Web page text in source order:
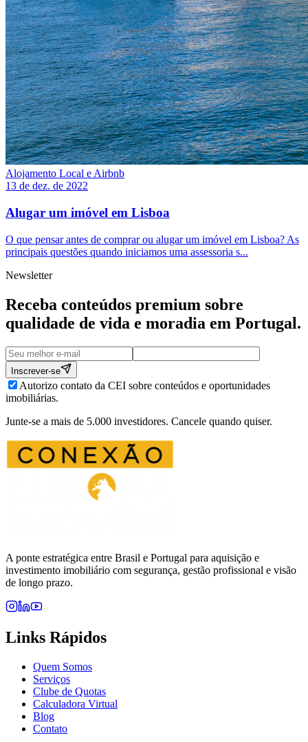
Alojamento Local e Airbnb
13 de dez. de 2022
Alugar um imóvel em Lisboa
O que pensar antes de comprar ou alugar um imóvel em Lisboa? As
principais questões quando iniciamos uma assessoria s...
Newsletter
Receba conteúdos premium sobre
qualidade de vida e moradia em Portugal.
Inscrever-se
Autorizo contato da CEI sobre conteúdos e oportunidades
imobiliárias.
Junte-se a mais de 5.000 investidores. Cancele quando quiser.
A ponte estratégica entre Brasil e Portugal para aquisição e
investimento imobiliário com segurança, gestão profissional e visão
de longo prazo.
Links Rápidos
Quem Somos
Serviços
Clube de Quotas
Calculadora Virtual
Blog
Contato